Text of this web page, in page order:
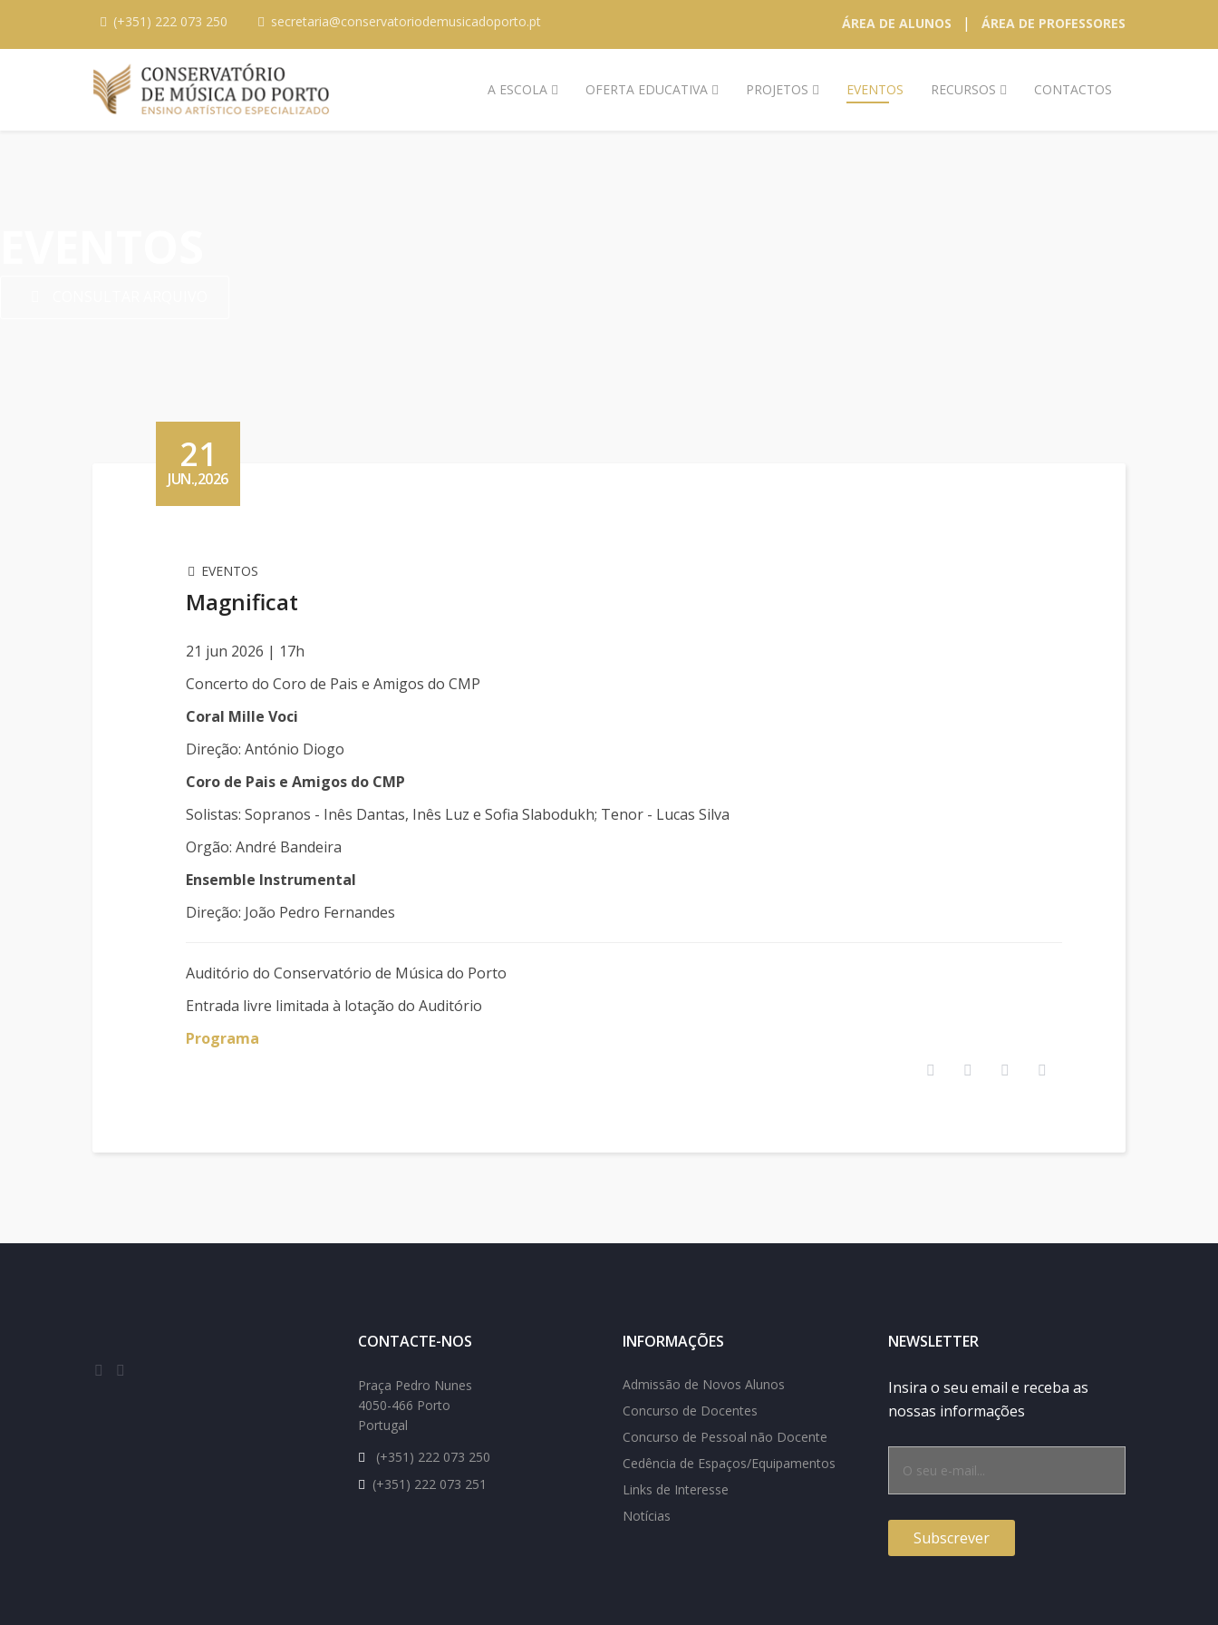
(+351) 222 073 250 secretaria@conservatoriodemusicadoporto.pt ÁREA DE ALUNOS | ÁREA DE PROFESSORES
A ESCOLA OFERTA EDUCATIVA PROJETOS EVENTOS RECURSOS CONTACTOS
21
JUN.,2026
EVENTOS
Magnificat
21 jun 2026 | 17h
Concerto do Coro de Pais e Amigos do CMP
Coral Mille Voci
Direção: António Diogo
Coro de Pais e Amigos do CMP
Solistas: Sopranos - Inês Dantas, Inês Luz e Sofia Slabodukh; Tenor - Lucas Silva
Orgão: André Bandeira
Ensemble Instrumental
Direção: João Pedro Fernandes
Auditório do Conservatório de Música do Porto
Entrada livre limitada à lotação do Auditório
Programa
CONTACTE-NOS
Praça Pedro Nunes
4050-466 Porto
Portugal
(+351) 222 073 250
(+351) 222 073 251
INFORMAÇÕES
Admissão de Novos Alunos
Concurso de Docentes
Concurso de Pessoal não Docente
Cedência de Espaços/Equipamentos
Links de Interesse
Notícias
NEWSLETTER
Insira o seu email e receba as
nossas informações